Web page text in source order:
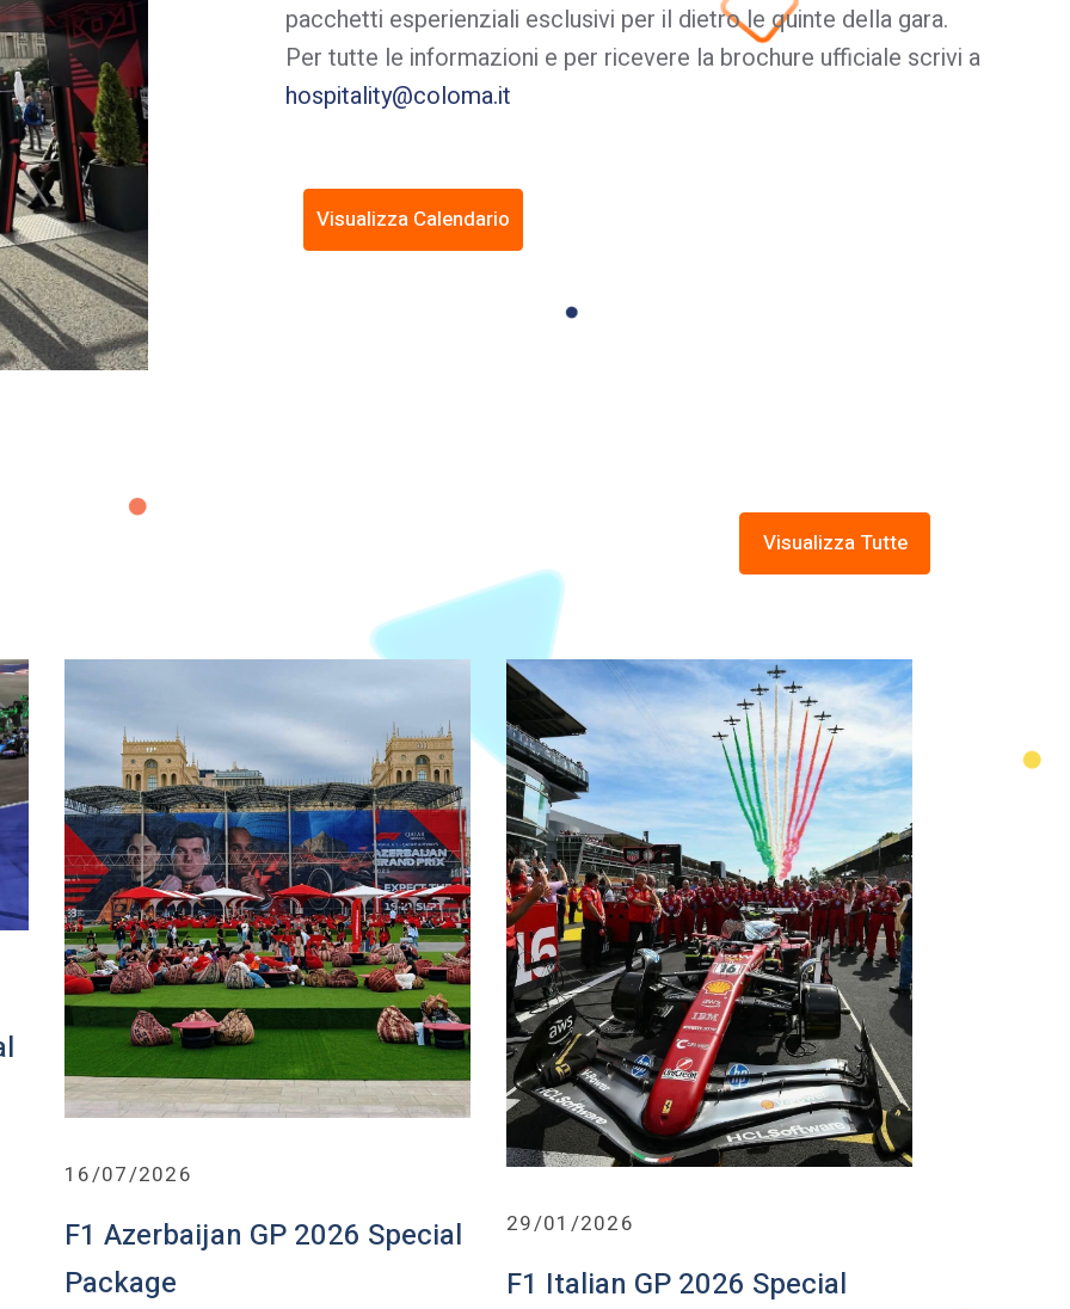
pacchetti esperienziali esclusivi per il dietro le quinte della gara.
Per tutte le informazioni e per ricevere la brochure ufficiale scrivi a
hospitality@coloma.it
Visualizza Calendario
Visualizza Tutte
16/07/2026
F1 Azerbaijan GP 2026 Special
Package
29/01/2026
F1 Italian GP 2026 Special